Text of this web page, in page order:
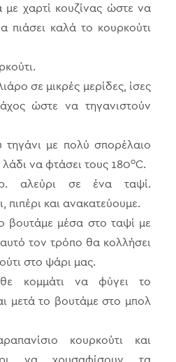
χαρτί κουζίνας ώστε να
πιάσει καλά το κουρκούτι
σε μικρές μερίδες, ίσες
ώστε να τηγανιστούν
με πολύ σπορέλαιο
να φτάσει τους 180οC.
αλεύρι σε ένα ταψί.
πιπέρι και ανακατεύουμε.
βουτάμε μέσα στο ταψί με
τον τρόπο θα κολλήσει
στο ψάρι μας.
κομμάτι να φύγει το
μετά το βουτάμε στο μπολ
κουρκούτι και